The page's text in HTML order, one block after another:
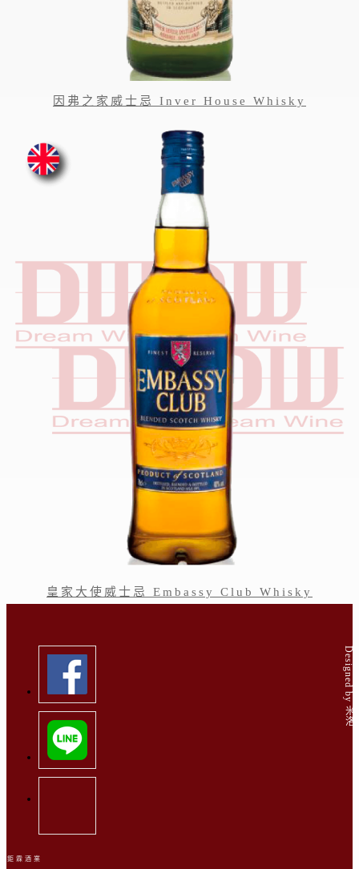
因弗之家威士忌 Inver House Whisky
皇家大使威士忌 Embassy Club Whisky
Designed by 米洛
鉅霖酒業